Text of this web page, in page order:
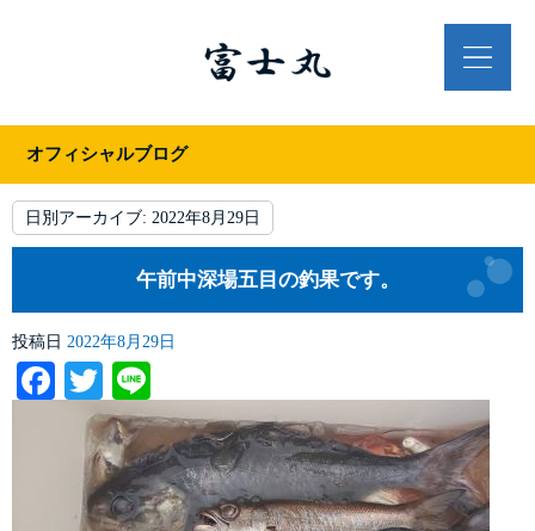
オフィシャルブログ
日別アーカイブ: 2022年8月29日
午前中深場五目の釣果です。
投稿日 2022年8月29日
Facebook
Twitter